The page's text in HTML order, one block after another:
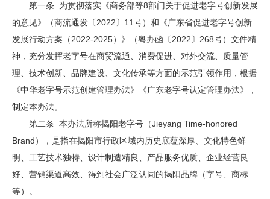
第一条 为贯彻落实《商务部等8部门关于促进老字号创新发展
的意见》（商流通发〔2022〕11号）和《广东省促进老字号创新
发展行动方案（2022-2025）》（粤办函〔2022〕268号）文件精
神，充分发挥老字号在商贸流通、消费促进、对外交流、质量管
理、技术创新、品牌建设、文化传承等方面的示范引领作用，根据
《中华老字号示范创建管理办法》《广东老字号认定管理办法》，
制定本办法。
第二条 本办法所称揭阳老字号（Jieyang Time-honored
Brand），是指在揭阳市行政区域内历史底蕴深厚、文化特色鲜
明、工艺技术独特、设计制造精良、产品服务优质、企业经营良
好、营销渠道高效、得到社会广泛认同的揭阳品牌（字号、商标
等）。